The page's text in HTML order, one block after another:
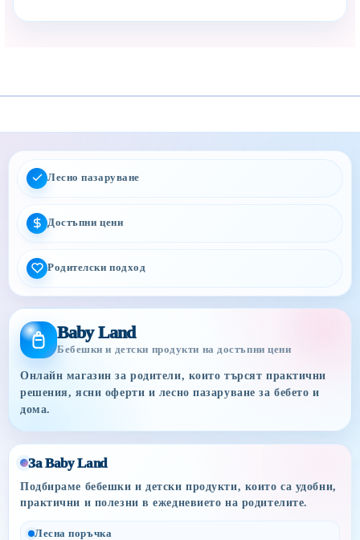
Лесно пазаруване
Достъпни цени
Родителски подход
Baby Land
Бебешки и детски продукти на достъпни цени
Онлайн магазин за родители, които търсят практични
решения, ясни оферти и лесно пазаруване за бебето и
дома.
За Baby Land
Подбираме бебешки и детски продукти, които са удобни,
практични и полезни в ежедневието на родителите.
Лесна поръчка